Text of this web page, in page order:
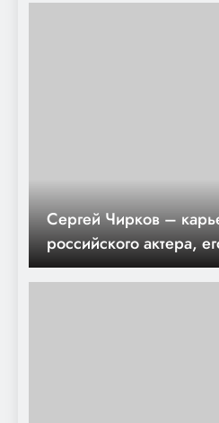
Сергей Чирков –
российского актера,
невероятные